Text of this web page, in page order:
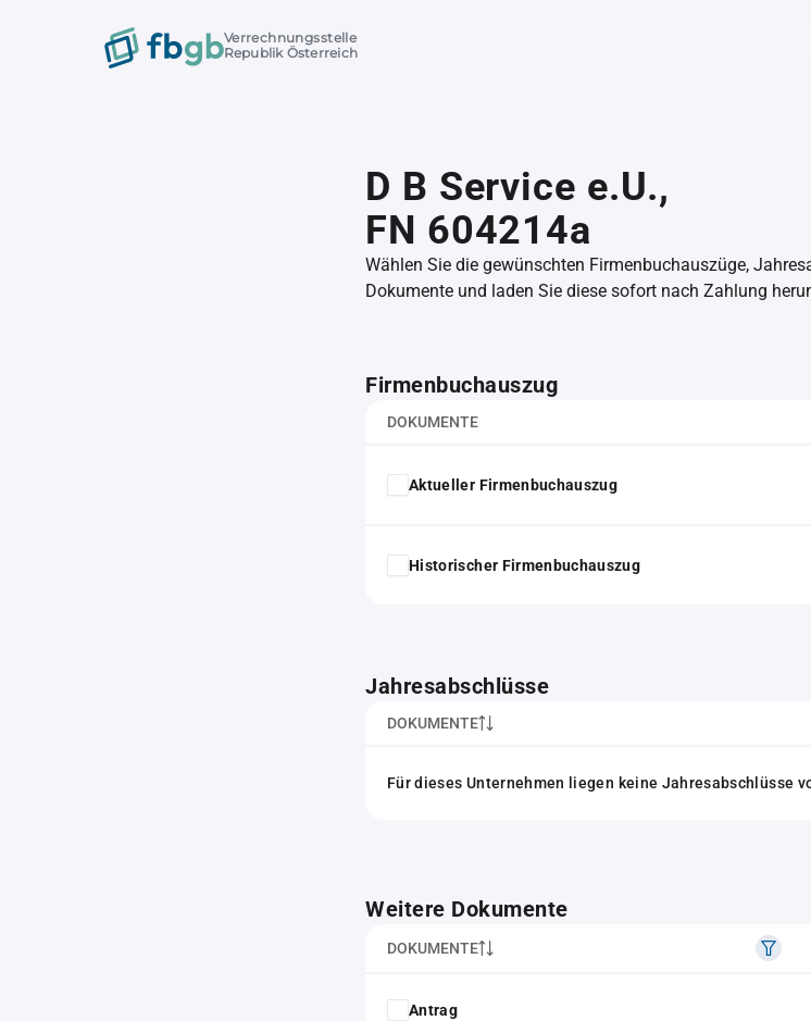
Verrechnungsstelle
Republik Österreich
D B Service e.U.,
FN 604214a
Wählen Sie die gewünschten Firmenbuchauszüge,
Dokumente und laden Sie diese sofort nach Zahlung
Firmenbuchauszug
DOKUMENTE
Aktueller Firmenbuchauszug
Historischer Firmenbuchauszug
Jahresabschlüsse
DOKUMENTE
Für dieses Unternehmen liegen keine Jahresabschlüsse
Weitere Dokumente
DOKUMENTE
Antrag